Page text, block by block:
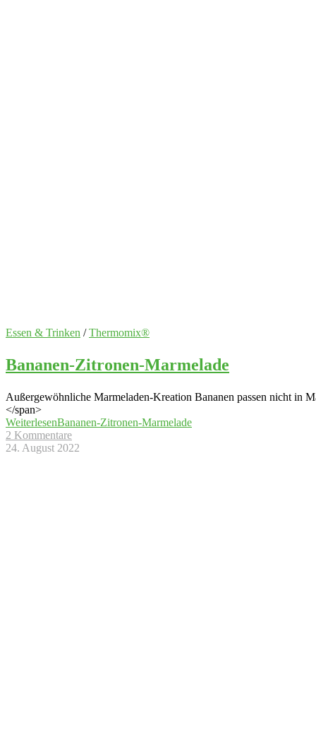
Essen & Trinken /Thermomix®
Bananen-Zitronen-Marmelade
Außergewöhnliche Marmeladen-Kreation Bananen passen nicht in
</span>
WeiterlesenBananen-Zitronen-Marmelade
2 Kommentare
24. August 2022